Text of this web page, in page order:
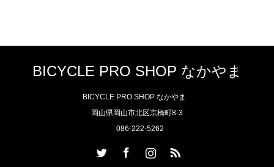
BICYCLE PRO SHOP なかやま
BICYCLE PRO SHOP なかやま
岡山県岡山市北区京橋町8-3
086-222-5262